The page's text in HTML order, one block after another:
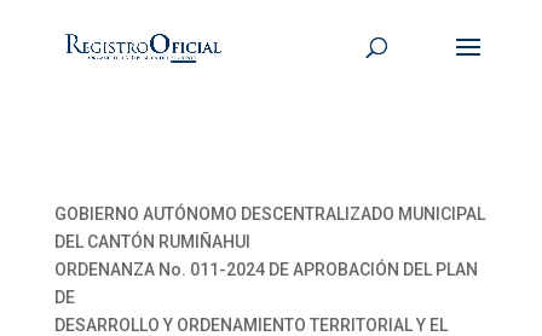
GOBIERNO AUTÓNOMO DESCENTRALIZADO MUNICIPAL
DEL CANTÓN RUMIÑAHUI
ORDENANZA No. 011-2024 DE APROBACIÓN DEL PLAN
DE
DESARROLLO Y ORDENAMIENTO TERRITORIAL Y EL